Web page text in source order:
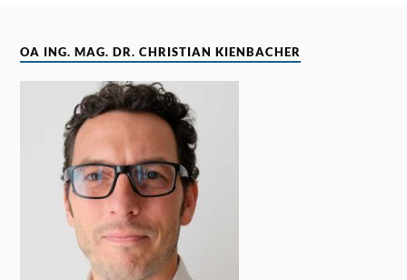
OA ING. MAG. DR. CHRISTIAN KIENBACHER